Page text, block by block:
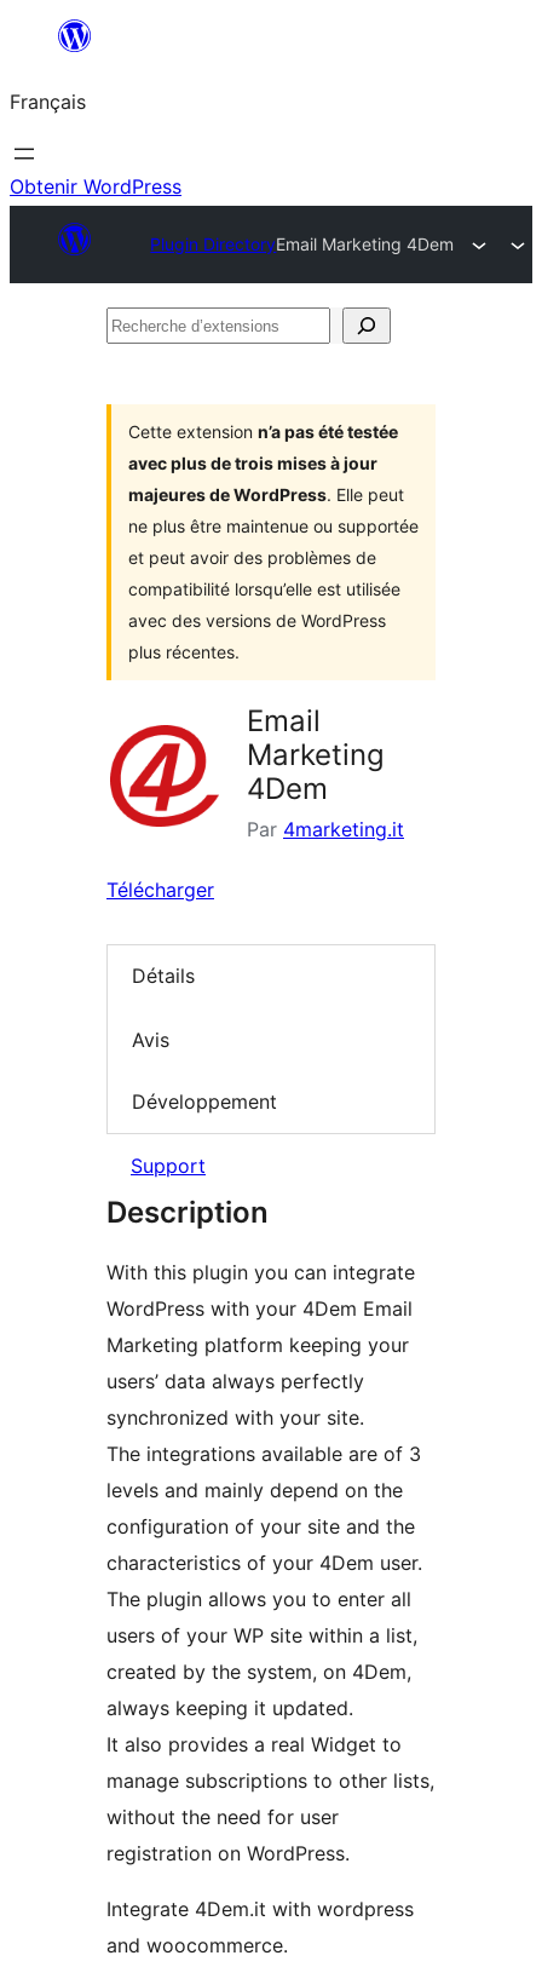
contenu
Français
Obtenir WordPress
Plugin DirectoryEmail Marketing 4Dem
Recherche
Cette extension n’a pas été testée
avec plus de trois mises à jour
majeures de WordPress. Elle peut
ne plus être maintenue ou supportée
et peut avoir des problèmes de
compatibilité lorsqu’elle est utilisée
avec des versions de WordPress
plus récentes.
Email
Marketing
4Dem
Par 4marketing.it
Télécharger
Détails
Avis
Développement
Support
Description
With this plugin you can integrate
WordPress with your 4Dem Email
Marketing platform keeping your
users’ data always perfectly
synchronized with your site.
The integrations available are of 3
levels and mainly depend on the
configuration of your site and the
characteristics of your 4Dem user.
The plugin allows you to enter all
users of your WP site within a list,
created by the system, on 4Dem,
always keeping it updated.
It also provides a real Widget to
manage subscriptions to other lists,
without the need for user
registration on WordPress.
Integrate 4Dem.it with wordpress
and woocommerce.